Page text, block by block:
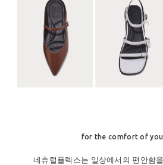
for the comfort of
네츄럴플렉스는 일상에서의 편안함